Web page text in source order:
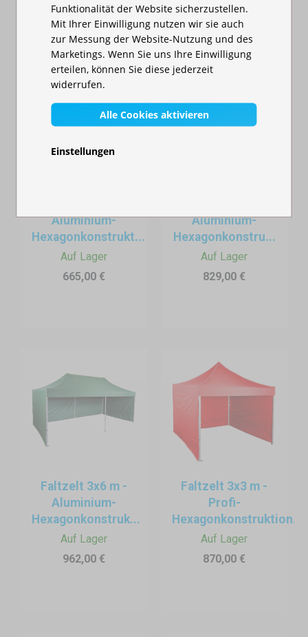
Aluminium-
Hexagonkonstrukt...
Auf Lager
665,00 €
Aluminium-
Hexagonkonstru...
Auf Lager
829,00 €
Faltzelt 3x6 m -
Aluminium-
Hexagonkonstruk...
Auf Lager
962,00 €
Faltzelt 3x3 m -
Profi-
Hexagonkonstruktion...
Auf Lager
870,00 €
Funktionalität der Website sicherzustellen.
Mit Ihrer Einwilligung nutzen wir sie auch
zur Messung der Website-Nutzung und des
Marketings. Wenn Sie uns Ihre Einwilligung
erteilen, können Sie diese jederzeit
widerrufen.
Alle Cookies aktivieren
Einstellungen